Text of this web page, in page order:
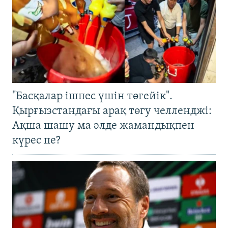
"Басқалар ішпес үшін төгейік".
Қырғызстандағы арақ төгу челленджі:
Ақша шашу ма әлде жамандықпен
күрес пе?